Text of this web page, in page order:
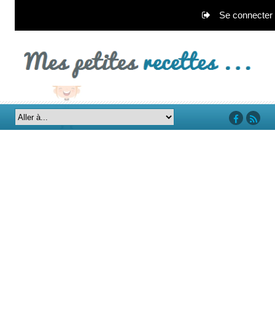
Se connecter